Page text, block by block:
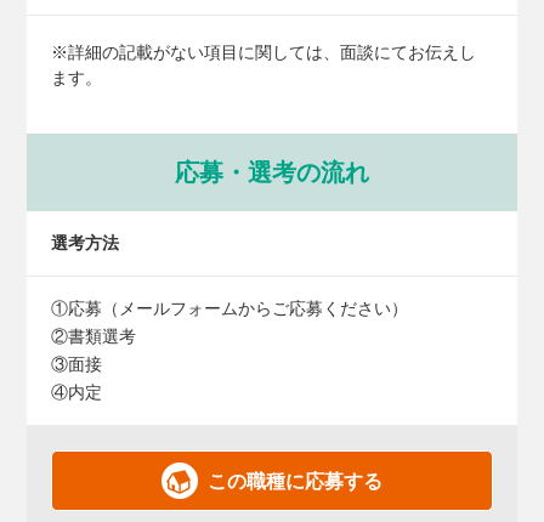
※詳細の記載がない項目に関しては、面談にてお伝えし
ます。
応募・選考の流れ
選考方法
①応募（メールフォームからご応募ください）
②書類選考
③面接
④内定
この職種に応募する